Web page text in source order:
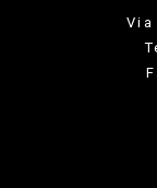
Via